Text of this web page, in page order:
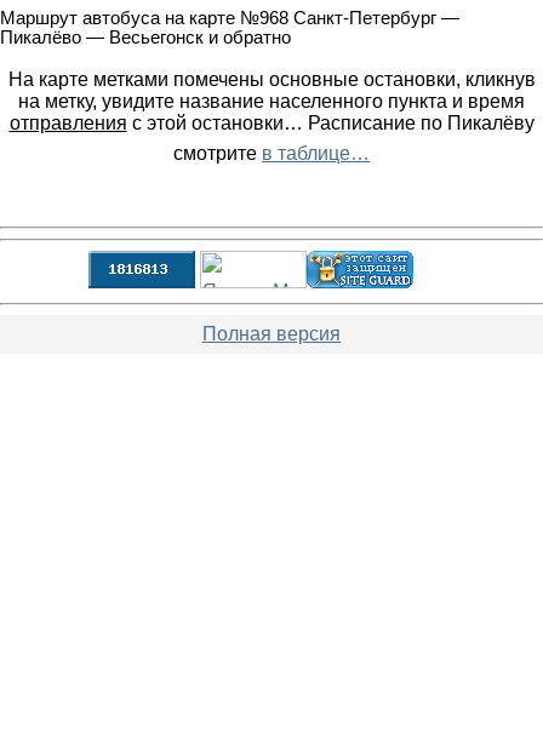
Маршрут автобуса на карте №968 Санкт-Петербург —
Пикалёво — Весьегонск и обратно
На карте метками помечены основные остановки, кликнув
на метку, увидите название населенного пункта и время
отправления с этой остановки… Расписание по Пикалёву
смотрите в таблице…
Полная версия